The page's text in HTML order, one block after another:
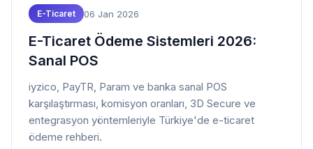
E-Ticaret 06 Jan 2026
E-Ticaret Ödeme Sistemleri 2026:
Sanal POS
iyzico, PayTR, Param ve banka sanal POS
karşılaştırması, komisyon oranları, 3D Secure ve
entegrasyon yöntemleriyle Türkiye'de e-ticaret
ödeme rehberi.